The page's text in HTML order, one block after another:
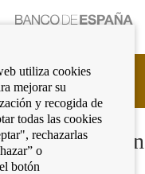
Ir
página
de
inicio
del
Banco
de
España
de Información
utiliza cookies
mejorar su
y recogida de
todas las cookies
rechazarlas
o
botón